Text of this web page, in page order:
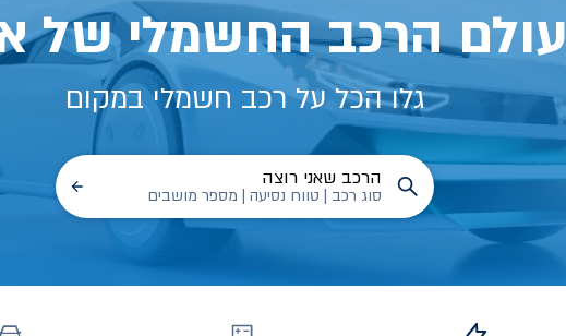
עולם הרכב החשמלי של
גלו הכל על רכב חשמלי במקום
הרכב שאני רוצה
סוג רכב | טווח נסיעה | מספר מושבים